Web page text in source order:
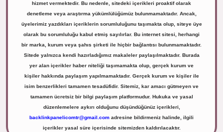
hizmet vermektedir. Bu nedenle, sitedeki içerikleri proaktif olarak
denetleme veya araştırma yükümlülüğümüz bulunmamaktadır. Ancak,
üyelerimiz yazdıkları içeriklerin sorumluluğunu taşımakta olup, siteye üye
olarak bu sorumluluğu kabul etmiş sayılırlar. Bu internet sitesi, herhangi
bir marka, kurum veya şahıs şirketi ile hiçbir bağlantısı bulunmamaktadır.
Sitede yalnızca kendi hazırladığımız makaleler paylaşılmaktadır. Burada
yer alan içerikler haber niteliği taşımamakta olup, gerçek kurum ve
kişiler hakkında paylaşım yapılmamaktadır. Gerçek kurum ve kişiler ile
isim benzerlikleri tamamen tesadüfidir. Sitemiz, kar amacı gütmeyen ve
tamamen ücretsiz bir bilgi paylaşım platformudur. Hukuka ve yasal
düzenlemelere aykırı olduğunu düşündüğünüz içerikleri,
backlinkpanelicomtr@gmail.com adresine bildirmeniz halinde, ilgili
içerikler yasal süre içerisinde sitemizden kaldırılacaktır.